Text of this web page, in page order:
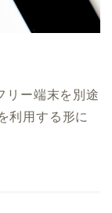
リー端末を別途
利用する形に